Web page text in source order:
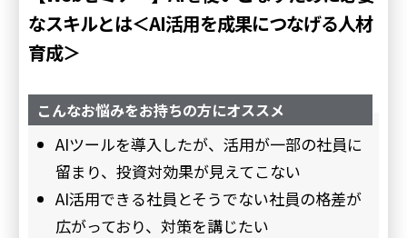
なスキルとは＜AI活用を成果につなげる人材
育成＞
こんなお悩みをお持ちの方にオススメ
AIツールを導入したが、活用が一部の社員に
留まり、投資対効果が見えてこない
AI活用できる社員とそうでない社員の格差が
広がっており、対策を講じたい